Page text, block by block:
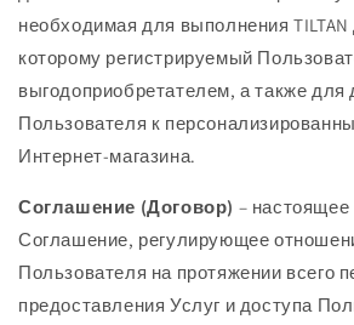
необходимая для выполнения TILTAN
которому регистрируемый
выгодоприобретателем, а также для
Пользователя к
Интернет-магазина.
Соглашение (Договор) –
Соглашение, регулирующее
Пользователя на протяжении всего
предоставления Услуг и доступа